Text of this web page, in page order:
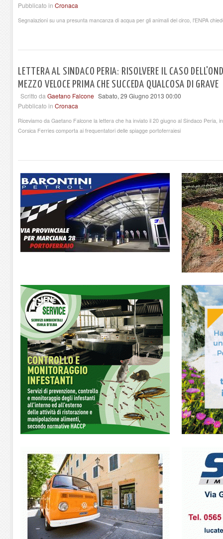
Pubblicato in Cronaca
Segnalazioni su una presunta mancanza di acqua per gli animali del circo, l'ENPA
LETTERA AL SINDACO PERIA: RISOLVERE IL CASO
MEZZO VELOCE PRIMA CHE SUCCEDA QUALCOSA DI GRAVE
Scritto da Gaetano Falcone Sabato, 29 Giugno 2013 00:00
Pubblicato in Cronaca
Riceviamo da Gaetano Falcone la lettera che ha inviato il 20 giugno al Sindaco Peria,
Corsica Ferries comporta ai frequentatori delle spiagge portoferraiesi